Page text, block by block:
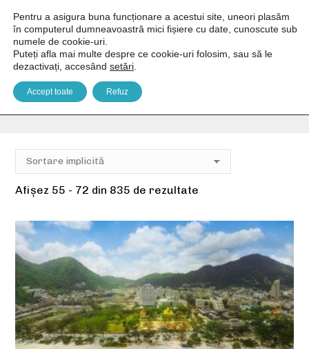
Parcare
Afișez 55 - 72 din 835 de rezultate
Pentru a asigura buna funcționare a acestui site, uneori plasăm
în computerul dumneavoastră mici fișiere cu date, cunoscute sub
numele de cookie-uri.
Puteți afla mai multe despre ce cookie-uri folosim, sau să le
dezactivați, accesând setări
Accept toate Refuz